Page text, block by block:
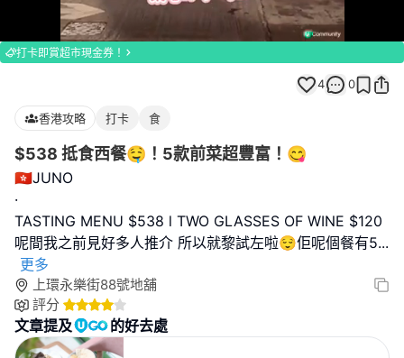
100.00%
打卡即賞超市現金券！
4 0
香港攻略 打卡 食
$538 抵食西餐🤤！5款前菜超豐富！😋
🇭🇰JUNO
·
TASTING MENU $538 l TWO GLASSES OF WINE $120
呢間我之前見好多人推介 所以就黎試左啦😌佢呢個餐有5...
更多
上環永樂街88號地舖
評分
文章提及 的好去處